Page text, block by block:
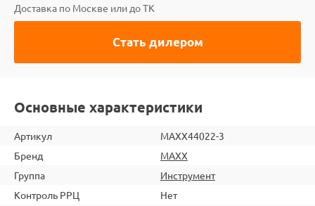
Доставка по Москве или до ТК
Стать дилером
Основные характеристики
Артикул
MAXX44022-3
Бренд
MAXX
Группа
Инструмент
Контроль РРЦ
Нет